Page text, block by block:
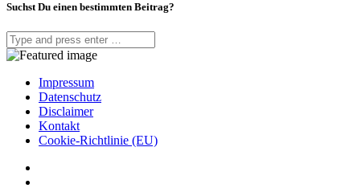
Suchst Du einen bestimmten Beitrag?
Impressum
Datenschutz
Disclaimer
Kontakt
Cookie-Richtlinie (EU)